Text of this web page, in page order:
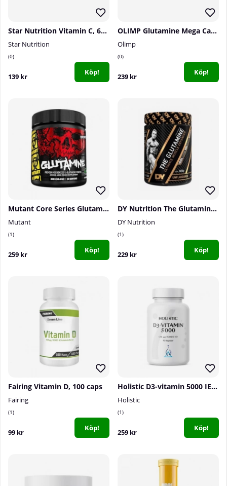
Star Nutrition Vitamin C, 60 caps
Star Nutrition
0
139 kr Köp!
OLIMP Glutamine Mega Caps 1400, 120 caps
Olimp
0
239 kr Köp!
Mutant Core Series Glutamine, 300 g
Mutant
1
259 kr Köp!
DY Nutrition The Glutamine, 300 g
DY Nutrition
1
229 kr Köp!
Fairing Vitamin D, 100 caps
Fairing
1
99 kr Köp!
Holistic D3-vitamin 5000 IE, 90 caps
Holistic
1
259 kr Köp!